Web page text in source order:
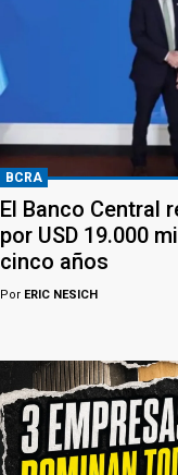
BCRA
El Banco Central
por USD 19.000
cinco años
Por ERIC NESICH